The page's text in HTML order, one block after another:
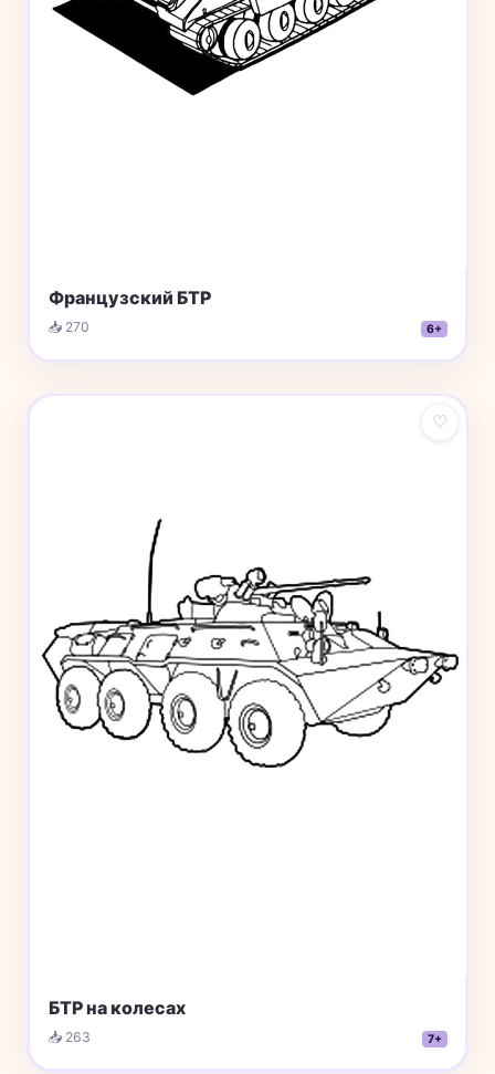
Французский БТР
📥 270 6+
♡
БТР на колесах
📥 263 7+